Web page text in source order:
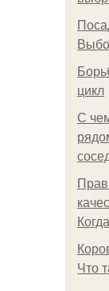
цикл
С
Что